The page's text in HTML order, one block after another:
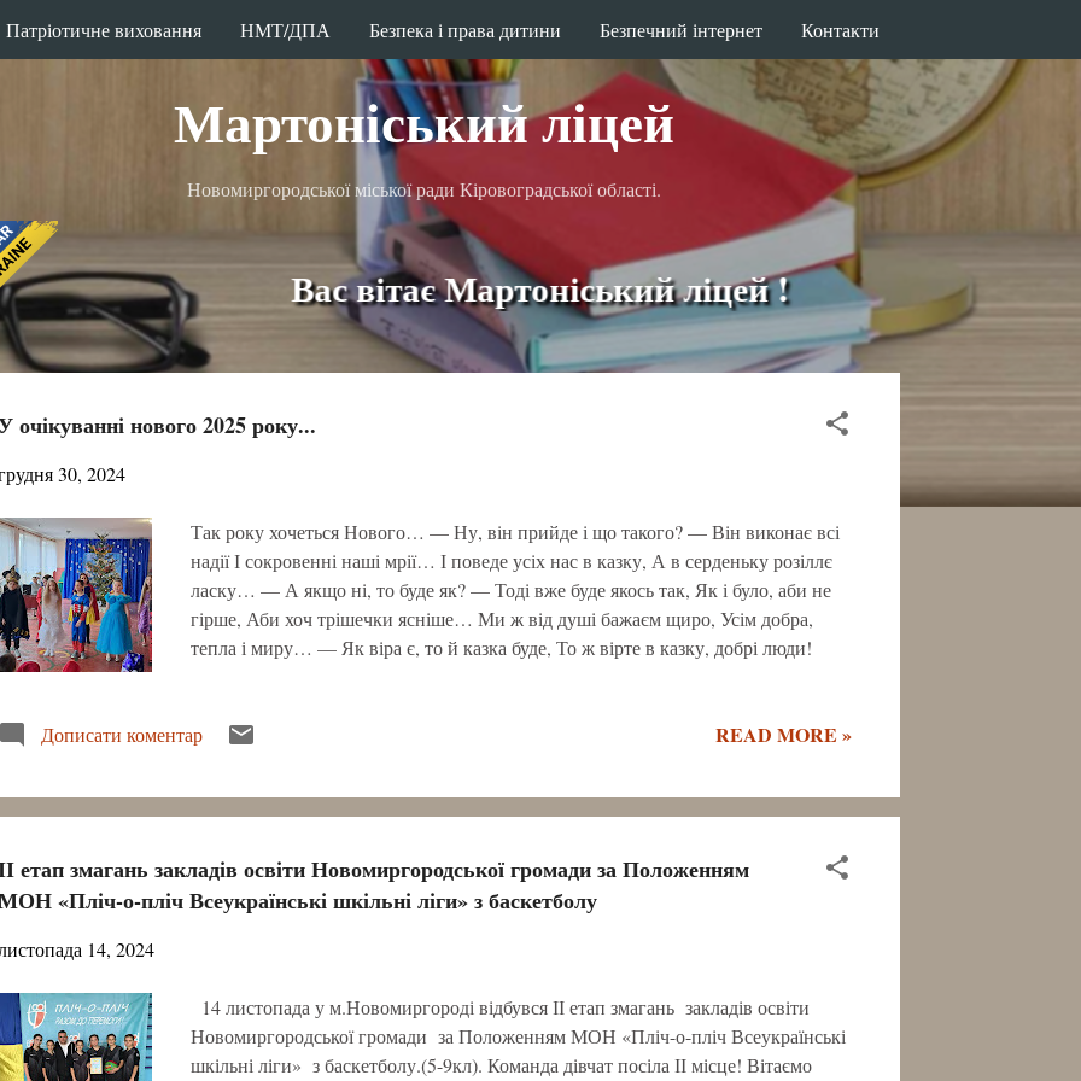
Перейти до основного вмісту
Мартоніський ліцей
Новомиргородської міської ради Кіровоградської області.
Вас вітає Мартоніський ліцей !
очікуванні нового 2025 року...
30, 2024
Так року хочеться Нового… — Ну, він прийде і що такого? — Він виконає всі
надії І сокровенні наші мрії… І поведе усіх нас в казку, А в серденьку розіллє
ласку… — А якщо ні, то буде як? — Тоді вже буде якось так, Як і було, аби не
гірше, Аби хоч трішечки ясніше… Ми ж від душі бажаєм щиро, Усім добра,
тепла і миру… — Як віра є, то й казка буде, То ж вірте в казку, добрі люди!
Дописати коментар READ MORE »
етап змагань закладів освіти Новомиргородської громади за Положенням
«Пліч-о-пліч Всеукраїнські шкільні ліги» з баскетболу
14, 2024
14 листопада у м.Новомиргороді відбувся ІІ етап змагань закладів освіти
Новомиргородської громади за Положенням МОН «Пліч-о-пліч Всеукраїнські
шкільні ліги» з баскетболу.(5-9кл). Команда дівчат посіла ІІ місце! Вітаємо
Патріотичне виховання НМТ/ДПА Безпека і права дитини Безпечний інтернет Контакти